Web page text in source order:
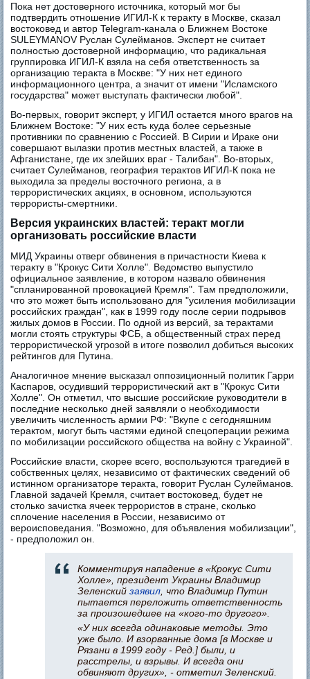
Пока нет достоверного источника, который мог бы
подтвердить отношение ИГИЛ-К к теракту в Москве, сказал
востоковед и автор Telegram-канала о Ближнем Востоке
SULEYMANOV Руслан Сулейманов. Эксперт не считает
полностью достоверной информацию, что радикальная
группировка ИГИЛ-К взяла на себя ответственность за
организацию теракта в Москве: "У них нет единого
информационного центра, а значит от имени "Исламского
государства" может выступать фактически любой".
Во-первых, говорит эксперт, у ИГИЛ остается много врагов на
Ближнем Востоке: "У них есть куда более серьезные
противники по сравнению с Россией. В Сирии и Ираке они
совершают вылазки против местных властей, а также в
Афганистане, где их злейших враг - Талибан". Во-вторых,
считает Сулейманов, география терактов ИГИЛ-К пока не
выходила за пределы восточного региона, а в
террористических акциях, в основном, используются
террористы-смертники.
Версия украинских властей: теракт могли
организовать российские власти
МИД Украины отверг обвинения в причастности Киева к
теракту в "Крокус Сити Холле". Ведомство выпустило
официальное заявление, в котором назвало обвинения
"спланированной провокацией Кремля". Там предположили,
что это может быть использовано для "усиления мобилизации
российских граждан", как в 1999 году после серии подрывов
жилых домов в России. По одной из версий, за терактами
могли стоять структуры ФСБ, а общественный страх перед
террористической угрозой в итоге позволил добиться высоких
рейтингов для Путина.
Аналогичное мнение высказал оппозиционный политик Гарри
Каспаров, осудивший террористический акт в "Крокус Сити
Холле". Он отметил, что высшие российские руководители в
последние несколько дней заявляли о необходимости
увеличить численность армии РФ: "Вкупе с сегодняшним
терактом, могут быть частями единой спецоперации режима
по мобилизации российского общества на войну с Украиной".
Российские власти, скорее всего, воспользуются трагедией в
собственных целях, независимо от фактических сведений об
истинном организаторе теракта, говорит Руслан Сулейманов.
Главной задачей Кремля, считает востоковед, будет не
столько зачистка ячеек террористов в стране, сколько
сплочение населения в России, независимо от
вероисповедания. "Возможно, для объявления мобилизации",
- предположил он.
Комментируя нападение в «Крокус Сити
Холле», президент Украины Владимир
Зеленскийзаявил, что Владимир Путин
пытается переложить ответственность
за произошедшее на «кого-то другого».
«У них всегда одинаковые методы. Это
уже было. И взорванные дома [в Москве и
Рязани в 1999 году - Ред.] были, и
расстрелы, и взрывы. И всегда они
обвиняют других», - отметил Зеленский.